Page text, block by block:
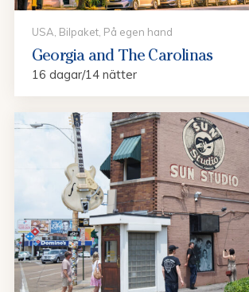
USA, Bilpaket, På egen hand
Georgia and The Carolinas
16 dagar/14 nätter